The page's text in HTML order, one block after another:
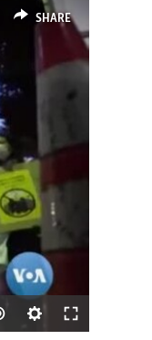
SHARE